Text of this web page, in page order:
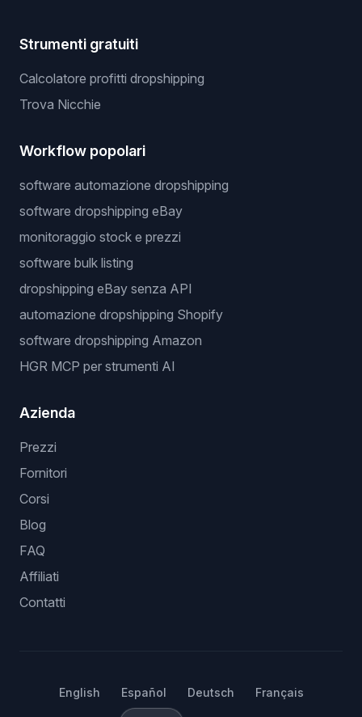
Strumenti gratuiti
Calcolatore profitti dropshipping
Trova Nicchie
Workflow popolari
software automazione dropshipping
software dropshipping eBay
monitoraggio stock e prezzi
software bulk listing
dropshipping eBay senza API
automazione dropshipping Shopify
software dropshipping Amazon
HGR MCP per strumenti AI
Azienda
Prezzi
Fornitori
Corsi
Blog
FAQ
Affiliati
Contatti
English Español Deutsch Français